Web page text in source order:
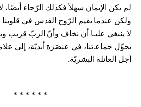
لم يكن الإيمان سهلاً فكذلك الرّجاء
ولكن عندما يقيم الرّوح القدس في قلوبنا
لا ينبغي علينا أن نخاف وأنّ الربّ قريب
يحوِّل جماعاتنا، في عنصَرَة أبديّة، إلى
أجل العائلة البشريّة.
* * * * * *